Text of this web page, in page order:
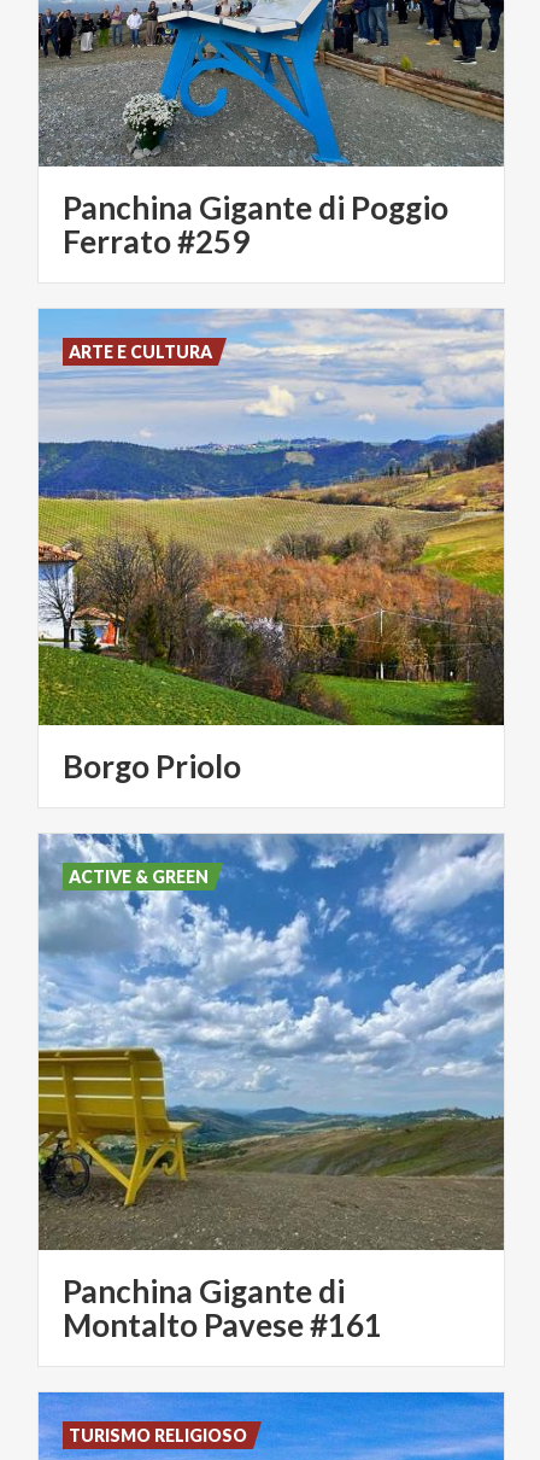
Panchina Gigante di Poggio
Ferrato #259
Borgo Priolo
ARTE E CULTURA
Panchina Gigante di
Montalto Pavese #161
ACTIVE & GREEN
TURISMO RELIGIOSO